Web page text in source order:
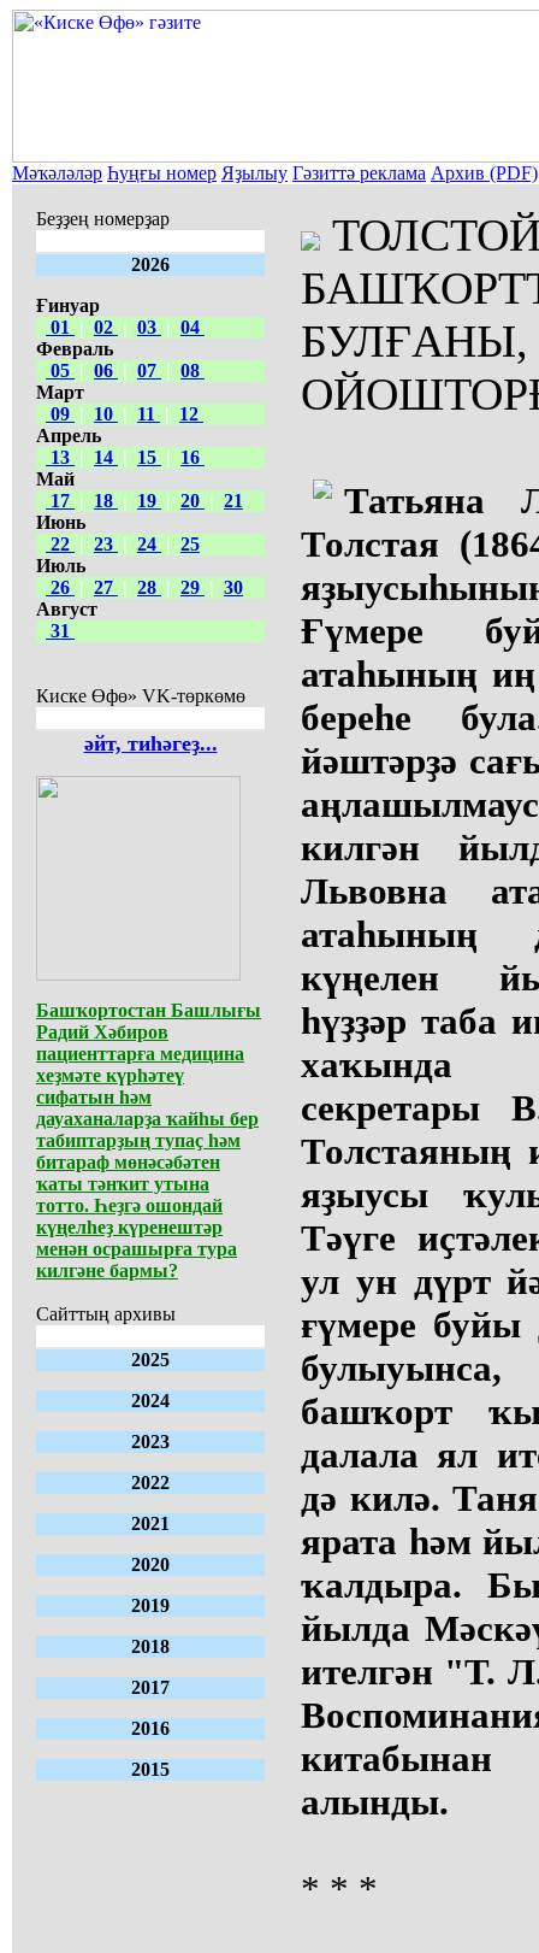
Мәҡәләләр Һуңғы номер Яҙылыу Гәзиттә реклама Архив (PDF)
Беҙҙең номерҙар
2026
Ғинуар
01
| 02 | 03 | 04
Февраль
05 | 06 | 07 | 08
Март
09 | 10 | 11 |
12
Апрель
13 | 14 | 15 |
16
Май
17 | 18 | 19 | 20 | 21
Июнь
22 | 23 | 24 | 25
Июль
26 | 27 | 28 | 29 | 30
Август
31
Киске Өфө» VK-төркөмө
әйт, тиһәгеҙ...
Башҡортостан Башлығы
Радий Хәбиров
пациенттарға медицина
хеҙмәте күрһәтеү
сифатын һәм
дауаханаларҙа ҡайһы бер
табиптарҙың тупаҫ һәм
битараф мөнәсәбәтен
ҡаты тәнҡит утына
тотто. Һеҙгә ошондай
күңелһеҙ күренештәр
менән осрашырға тура
килгәне бармы?
Сайттың архивы
2025
2024
2023
2022
2021
2020
2019
2018
2017
2016
2015
БУЛҒАНЫ,
Татьяна
Толстая
Ғүмере
атаһының
береһе
йәштәрҙә
килгән
Львовна
атаһының
күңелен
һүҙҙәр таба
хаҡында
секретары
Толстаяның
яҙыусы
Тәүге
ул ун дүрт
ғүмере буйы
башҡорт
далала ял
дә килә.
ярата һәм
ҡалдыра.
йылда
ителгән "Т.
алынды.
* * *